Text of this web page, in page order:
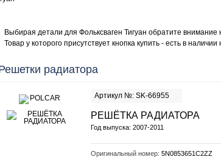
Выбирая детали для Фольксваген Тигуан обратите внимание
Товар у которого присутствует кнопка купить - есть в
радиатора
Артикул №: SK-66955
РЕШЁТКА РАДИАТОРА
Год выпуска: 2007-2011
Оригинальный номер: 5N0853651C2ZZ